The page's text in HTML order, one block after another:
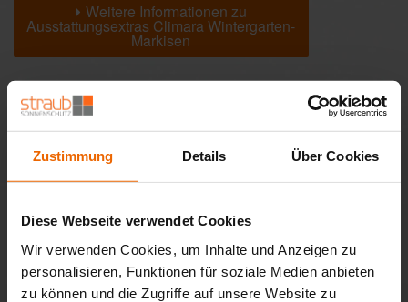
Zustimmung Details Über Cookies
Diese Webseite verwendet Cookies
Wir verwenden Cookies, um Inhalte und Anzeigen zu
personalisieren, Funktionen für soziale Medien anbieten
zu können und die Zugriffe auf unsere Website zu
Weitere Informationen zu
Ausstattungsextras Climara Wintergarten-
Markisen
Farben & Stoffe
Weitere Informationen
Das könnte Sie auch interessieren